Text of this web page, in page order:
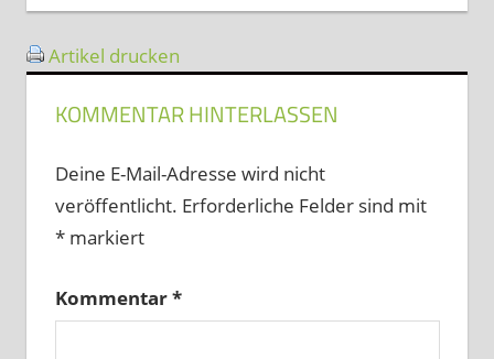
Artikel drucken
KOMMENTAR HINTERLASSEN
Deine E-Mail-Adresse wird nicht
veröffentlicht. Erforderliche Felder sind mit
*markiert
Kommentar*